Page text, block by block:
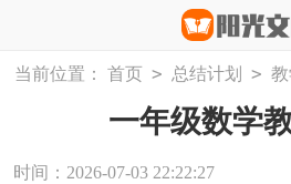
当前位置： 首页 > 总结计划 >
一年级数学
时间：2026-07-03 22:22:27